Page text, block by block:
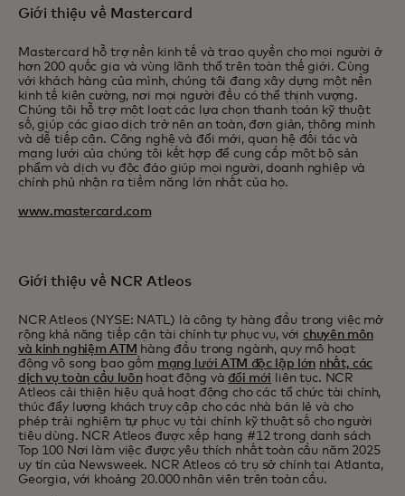
Giới thiệu về Mastercard
Mastercard hỗ trợ nền kinh tế và trao quyền cho mọi người ở
hơn 200 quốc gia và vùng lãnh thổ trên toàn thế giới. Cùng
với khách hàng của mình, chúng tôi đang xây dựng một nền
kinh tế kiên cường, nơi mọi người đều có thể thịnh vượng.
Chúng tôi hỗ trợ một loạt các lựa chọn thanh toán kỹ thuật
số, giúp các giao dịch trở nên an toàn, đơn giản, thông minh
và dễ tiếp cận. Công nghệ và đổi mới, quan hệ đối tác và
mạng lưới của chúng tôi kết hợp để cung cấp một bộ sản
phẩm và dịch vụ độc đáo giúp mọi người, doanh nghiệp và
chính phủ nhận ra tiềm năng lớn nhất của họ.
www.mastercard.com
Giới thiệu về NCR Atleos
NCR Atleos (NYSE: NATL) là công ty hàng đầu trong việc mở
rộng khả năng tiếp cận tài chính tự phục vụ, vớichuyên môn
và kinh nghiệm ATM hàng đầu trong ngành, quy mô hoạt
động vô song bao gồm mạng lưới ATM độc lập lớn nhất, các
dịch vụ toàn cầu luônhoạt động vàđổi mới liên tục. NCR
Atleos cải thiện hiệu quả hoạt động cho các tổ chức tài chính,
thúc đẩy lượng khách truy cập cho các nhà bán lẻ và cho
phép trải nghiệm tự phục vụ tài chính kỹ thuật số cho người
tiêu dùng. NCR Atleos được xếp hạng #12 trong danh sách
Top 100 Nơi làm việc được yêu thích nhất toàn cầu năm 2025
uy tín của Newsweek. NCR Atleos có trụ sở chính tại Atlanta,
Georgia, với khoảng 20.000 nhân viên trên toàn cầu.